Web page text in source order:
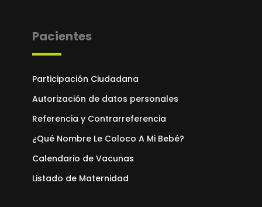
Pacientes
Participación Ciudadana
Autorización de datos personales
Referencia y Contrarreferencia
¿Qué Nombre Le Coloco A Mi Bebé?
Calendario de Vacunas
Listado de Maternidad